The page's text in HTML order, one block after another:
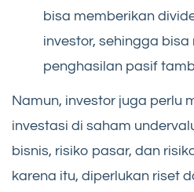
bisa memberikan
investor, sehingga
penghasilan pasif
Namun, investor juga perlu
investasi di saham
bisnis, risiko pasar, dan
karena itu, diperlukan riset